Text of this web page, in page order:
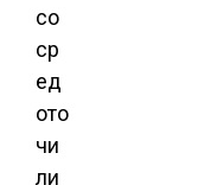
со
ср
ед
ото
чи
ли